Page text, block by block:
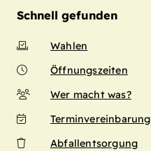
Schnell gefunden
Wahlen
Öffnungszeiten
Wer macht was?
Terminvereinbarung
Abfallentsorgung